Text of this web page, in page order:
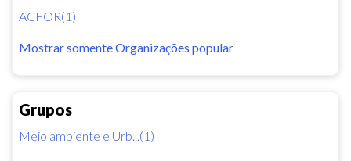
ACFOR(1)
Mostrar somente Organizações popular
Grupos
Meio ambiente e Urb...(1)